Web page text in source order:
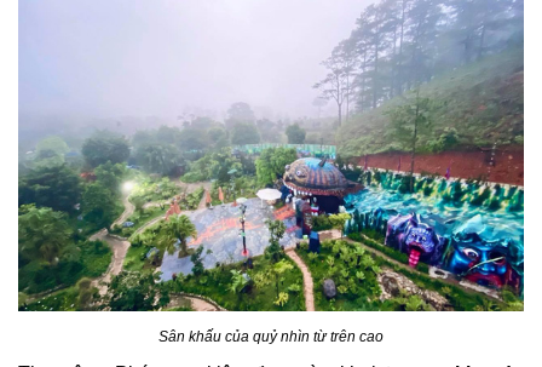
Sân khấu của quỷ nhìn từ trên cao​